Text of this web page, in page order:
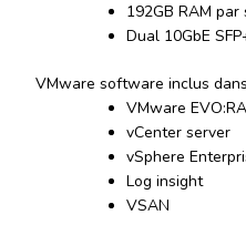
192GB RAM
Dual 10GbE
VMware software inclus
VMware
vCenter server
vSphere
Log insight
VSAN